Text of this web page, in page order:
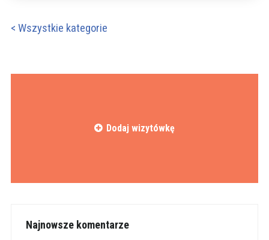
< Wszystkie kategorie
Dodaj wizytówkę
Najnowsze komentarze